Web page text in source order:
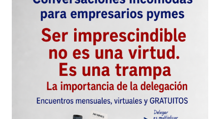
Este sitio esta protegido por
reCAPTCHA y laPolítica de
privacidad y los Términos del servicio
de Googlese aplican.
Enviar Comentario